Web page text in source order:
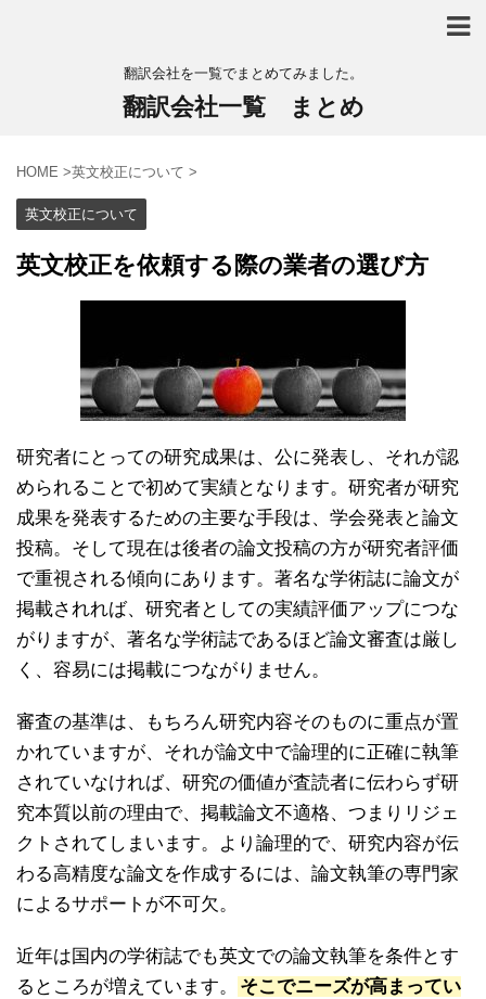
翻訳会社を一覧でまとめてみました。
翻訳会社一覧 まとめ
HOME >英文校正について >
英文校正について
英文校正を依頼する際の業者の選び方
研究者にとっての研究成果は、公に発表し、それが認
められることで初めて実績となります。研究者が研究
成果を発表するための主要な手段は、学会発表と論文
投稿。そして現在は後者の論文投稿の方が研究者評価
で重視される傾向にあります。著名な学術誌に論文が
掲載されれば、研究者としての実績評価アップにつな
がりますが、著名な学術誌であるほど論文審査は厳し
く、容易には掲載につながりません。
審査の基準は、もちろん研究内容そのものに重点が置
かれていますが、それが論文中で論理的に正確に執筆
されていなければ、研究の価値が査読者に伝わらず研
究本質以前の理由で、掲載論文不適格、つまりリジェ
クトされてしまいます。より論理的で、研究内容が伝
わる高精度な論文を作成するには、論文執筆の専門家
によるサポートが不可欠。
近年は国内の学術誌でも英文での論文執筆を条件とす
るところが増えています。
そこでニーズが高まってい